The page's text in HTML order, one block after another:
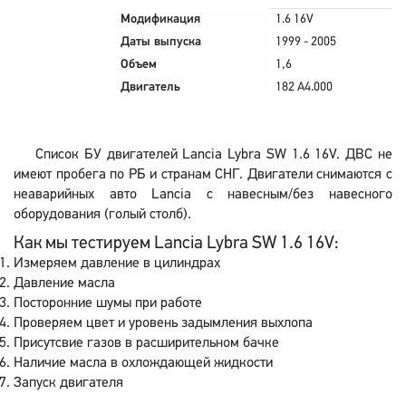
Модификация
1.6 16V
Даты выпуска
1999 - 2005
Объем
1,6
Двигатель
182 A4.000
Список БУ двигателей Lancia Lybra SW 1.6 16V. ДВС не
имеют пробега по РБ и странам СНГ. Двигатели снимаются с
неаварийных авто Lancia с навесным/без навесного
оборудования (голый столб).
Как мы тестируем Lancia Lybra SW 1.6 16V:
Измеряем давление в цилиндрах
Давление масла
Посторонние шумы при работе
Проверяем цвет и уровень задымления выхлопа
Присутсвие газов в расширительном бачке
Наличие масла в охлождающей жидкости
Запуск двигателя